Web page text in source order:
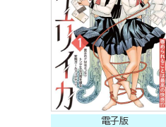
電子版